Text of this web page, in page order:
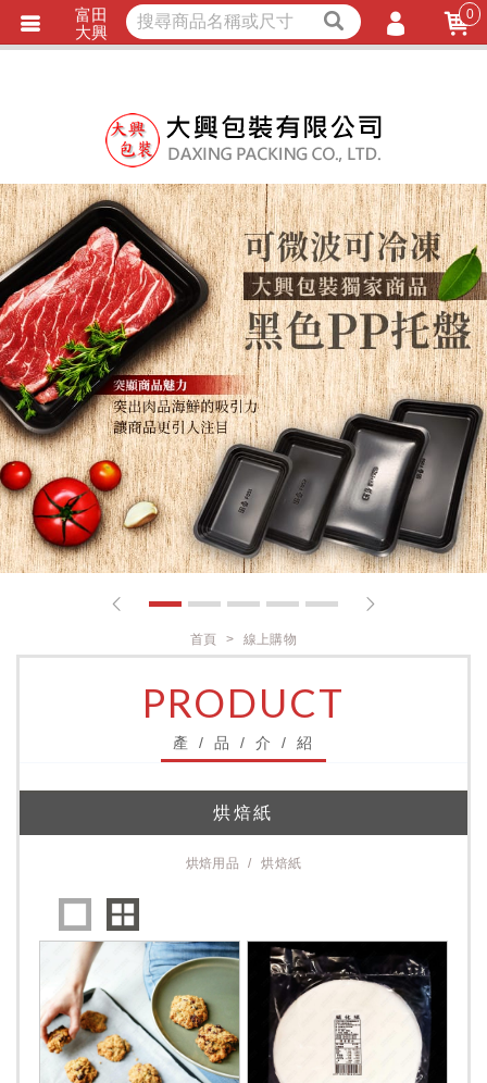
立即詢價 LINE詢問
1 2 3 4 5
首頁 線上購物
PRODUCT
產 / 品 / 介 / 紹
烘焙紙
烘焙用品 烘焙紙
富田
大興
0
會員註冊
忘記密碼
訂單查詢
TRACK LISTING追 / 蹤 / 清 / 單
匯款通知
獨家商品 耐熱內襯